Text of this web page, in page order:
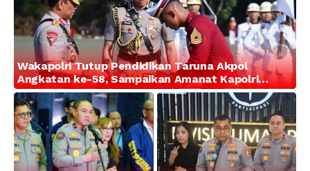
Wakapolri Tutup Pendidikan Taruna Akpol
Angkatan ke-58, Sampaikan Amanat Kapolri
kepada 282 Capaja